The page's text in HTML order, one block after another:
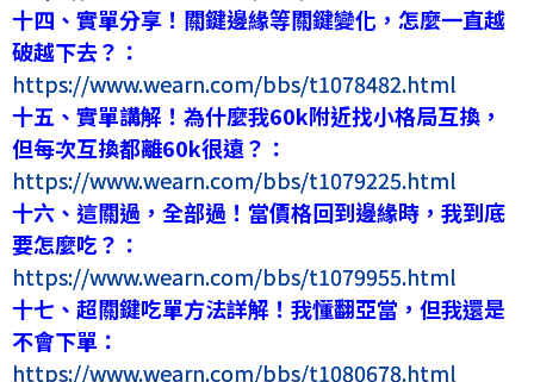
十四、實單分享！關鍵邊緣等關鍵變化，怎麼一直越
破越下去？：
https://www.wearn.com/bbs/t1078482.html
十五、實單講解！為什麼我60k附近找小格局互換，
但每次互換都離60k很遠？：
https://www.wearn.com/bbs/t1079225.html
十六、這關過，全部過！當價格回到邊緣時，我到底
要怎麼吃？：
https://www.wearn.com/bbs/t1079955.html
十七、超關鍵吃單方法詳解！我懂翻亞當，但我還是
不會下單：
https://www.wearn.com/bbs/t1080678.html